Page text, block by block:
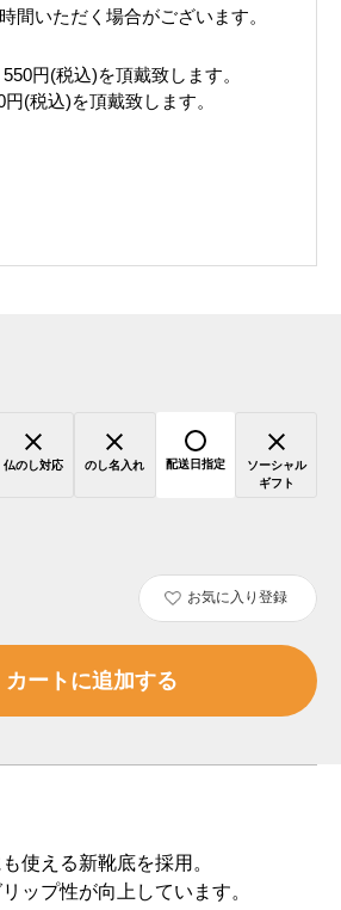
間いただく場合がございます。
550円(税込)を頂戴致します。
(税込)を頂戴致します。
仏のし対応 のし名入れ 配送日指定
ソーシャル
ギフト
お気に入り登録
使える新靴底を採用。
ップ性が向上しています。